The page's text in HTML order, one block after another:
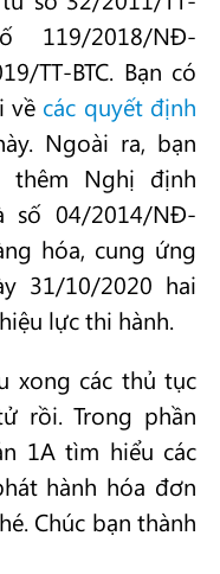
119/2018/NĐ-
TT-BTC. Bạn có
về các quyết định
Ngoài ra, bạn
thêm Nghị định
số 04/2014/NĐ-
hóa, cung ứng
31/10/2020 hai
lực thi hành.
xong các thủ tục
rồi. Trong phần
1A tìm hiểu các
hành hóa đơn
Chúc bạn thành